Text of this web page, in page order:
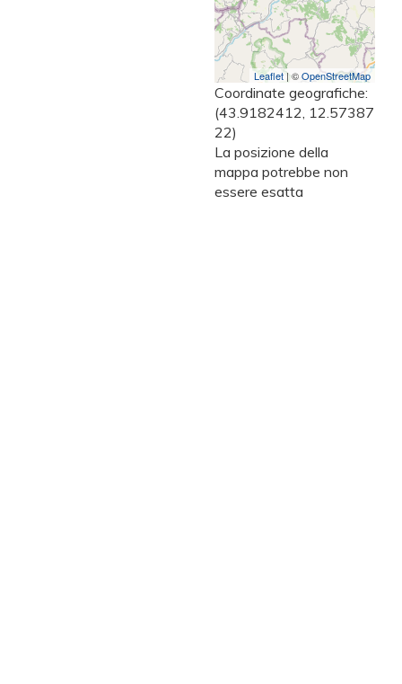
Leaflet| ©OpenStreetMap
Coordinate geografiche:
(43.9182412, 12.57387
22)
La posizione della
mappa potrebbe non
essere esatta